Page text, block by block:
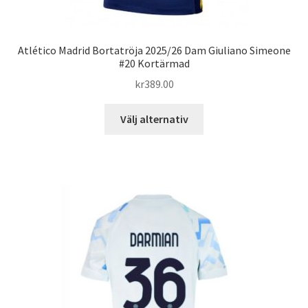
Atlético Madrid Bortatröja 2025/26 Dam Giuliano Simeone
#20 Kortärmad
kr389.00
Välj alternativ
De
olika
alternativen
kan
väljas